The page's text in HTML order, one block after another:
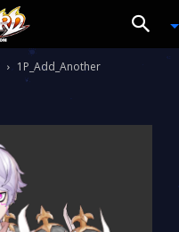
1P_Add_Another